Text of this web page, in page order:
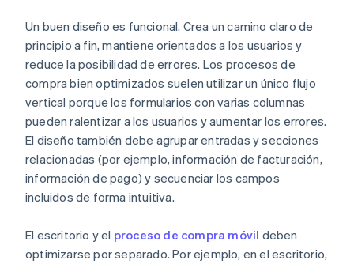
Un buen diseño es funcional. Crea un camino claro de
principio a fin, mantiene orientados a los usuarios y
reduce la posibilidad de errores. Los procesos de
compra bien optimizados suelen utilizar un único flujo
vertical porque los formularios con varias columnas
pueden ralentizar a los usuarios y aumentar los errores.
El diseño también debe agrupar entradas y secciones
relacionadas (por ejemplo, información de facturación,
información de pago) y secuenciar los campos
incluidos de forma intuitiva.
El escritorio y el proceso de compra móvil deben
optimizarse por separado. Por ejemplo, en el escritorio,